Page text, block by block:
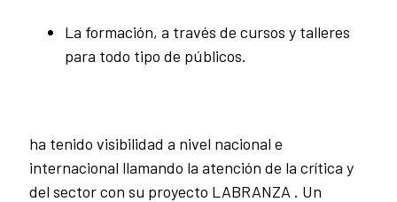
La formación, a través de cursos y talleres
para todo tipo de públicos.
ha tenido visibilidad a nivel nacional e
internacional llamando la atención de la crítica y
del sector con su proyecto LABRANZA . Un